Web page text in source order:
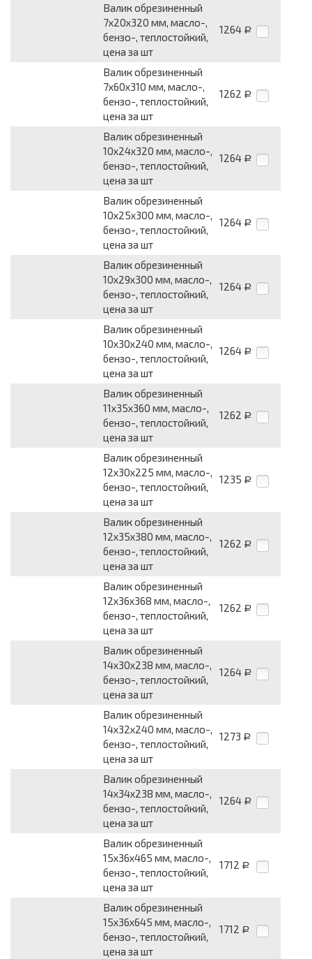
Валик обрезиненный
7x20x320 мм, масло-,
бензо-, теплостойкий,
цена за шт
1264 Р
Валик обрезиненный
7x60x310 мм, масло-,
бензо-, теплостойкий,
цена за шт
1262 Р
Валик обрезиненный
10x24x320 мм, масло-,
бензо-, теплостойкий,
цена за шт
1264 Р
Валик обрезиненный
10x25x300 мм, масло-,
бензо-, теплостойкий,
цена за шт
1264 Р
Валик обрезиненный
10x29x300 мм, масло-,
бензо-, теплостойкий,
цена за шт
1264 Р
Валик обрезиненный
10x30x240 мм, масло-,
бензо-, теплостойкий,
цена за шт
1264 Р
Валик обрезиненный
11x35x360 мм, масло-,
бензо-, теплостойкий,
цена за шт
1262 Р
Валик обрезиненный
12x30x225 мм, масло-,
бензо-, теплостойкий,
цена за шт
1235 Р
Валик обрезиненный
12x35x380 мм, масло-,
бензо-, теплостойкий,
цена за шт
1262 Р
Валик обрезиненный
12x36x368 мм, масло-,
бензо-, теплостойкий,
цена за шт
1262 Р
Валик обрезиненный
14x30x238 мм, масло-,
бензо-, теплостойкий,
цена за шт
1264 Р
Валик обрезиненный
14x32x240 мм, масло-,
бензо-, теплостойкий,
цена за шт
1273 Р
Валик обрезиненный
14x34x238 мм, масло-,
бензо-, теплостойкий,
цена за шт
1264 Р
Валик обрезиненный
15x36x465 мм, масло-,
бензо-, теплостойкий,
цена за шт
1712 Р
Валик обрезиненный
15x36x645 мм, масло-,
бензо-, теплостойкий,
цена за шт
1712 Р